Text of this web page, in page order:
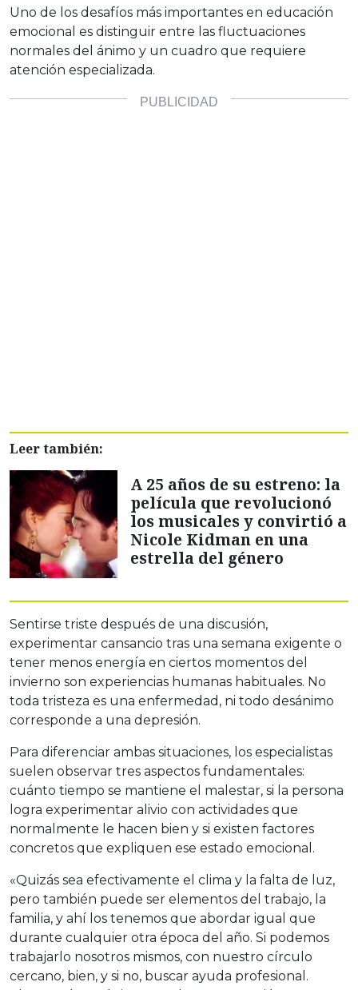
Uno de los desafíos más importantes en educación
emocional es distinguir entre las fluctuaciones
normales del ánimo y un cuadro que requiere
atención especializada.
Leer también:
A 25 años de su estreno: la
película que revolucionó
los musicales y convirtió a
Nicole Kidman en una
estrella del género
Sentirse triste después de una discusión,
experimentar cansancio tras una semana exigente o
tener menos energía en ciertos momentos del
invierno son experiencias humanas habituales. No
toda tristeza es una enfermedad, ni todo desánimo
corresponde a una depresión.
Para diferenciar ambas situaciones, los especialistas
suelen observar tres aspectos fundamentales:
cuánto tiempo se mantiene el malestar, si la persona
logra experimentar alivio con actividades que
normalmente le hacen bien y si existen factores
concretos que expliquen ese estado emocional.
«Quizás sea efectivamente el clima y la falta de luz,
pero también puede ser elementos del trabajo, la
familia, y ahí los tenemos que abordar igual que
durante cualquier otra época del año. Si podemos
trabajarlo nosotros mismos, con nuestro círculo
cercano, bien, y si no, buscar ayuda profesional.